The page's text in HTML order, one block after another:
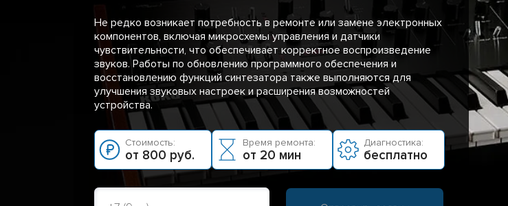
Не редко возникает потребность в ремонте или замене электронных
компонентов, включая микросхемы управления и датчики
чувствительности, что обеспечивает корректное воспроизведение
звуков. Работы по обновлению программного обеспечения и
восстановлению функций синтезатора также выполняются для
улучшения звуковых настроек и расширения возможностей
устройства.
Стоимость:
от 800 руб.
Время ремонта:
от 20 мин
Диагностика:
бесплатно